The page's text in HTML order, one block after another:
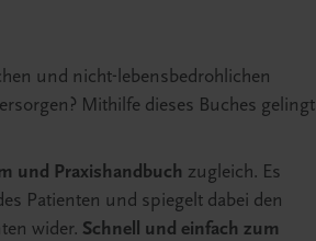
und nicht-lebensbedrohlichen
Mithilfe dieses Buches gelingt
und Praxishandbuch zugleich. Es
Patienten und spiegelt dabei den
wider. Schnell und einfach zum